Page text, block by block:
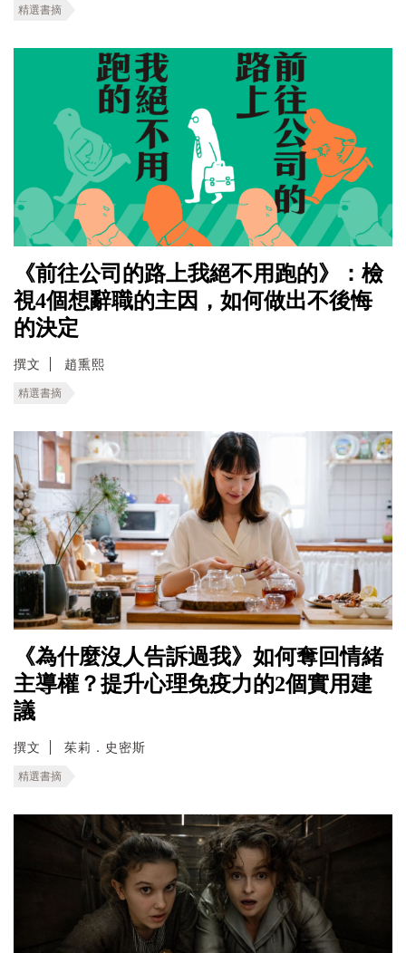
精選書摘
《前往公司的路上我絕不用跑的》：檢
視4個想辭職的主因，如何做出不後悔
的決定
撰文 趙熏熙
精選書摘
《為什麼沒人告訴過我》如何奪回情緒
主導權？提升心理免疫力的2個實用建
議
撰文 茱莉．史密斯
精選書摘